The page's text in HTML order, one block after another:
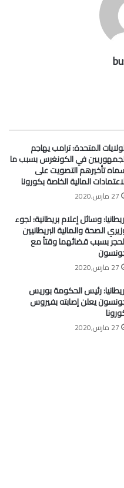
المتحدة: ترامب يهاجم
في الكونغرس بسبب ما
تأخيرهم التصويت على
المالية الخاصة بكورونا
27 مارس,2020
وسائل إعلام بريطانية: لجوء
الصحة والمالية البريطانيين
بسبب قضائهما وقتاً مع
27 مارس,2020
رئيس الحكومة بوريس
يعلن إصابته بفيروس
27 مارس,2020